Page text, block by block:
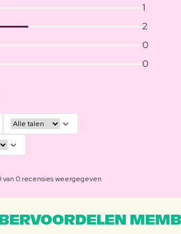
1
2
0
0
van 0 recensies weergegeven